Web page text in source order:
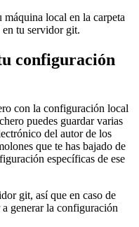
local en la carpeta
tu servidor git.
configuración
con la configuración local
puedes guardar varias
del autor de los
que te has bajado de
específicas de ese
git, así que en caso de
generar la configuración